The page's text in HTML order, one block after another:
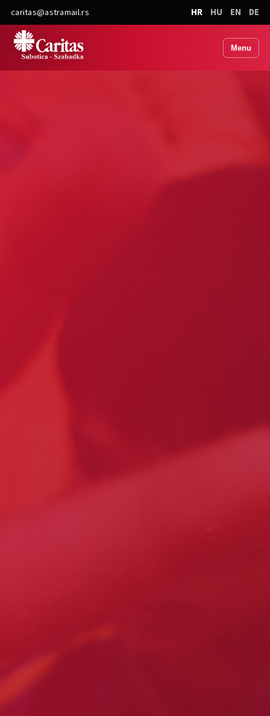
caritas@astramail.rs HR HU EN DE
Menu